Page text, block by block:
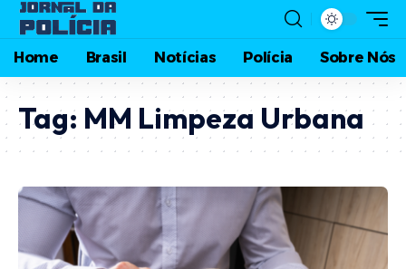
Home Brasil Notícias Polícia Sobre Nós
Tag: MM Limpeza Urbana